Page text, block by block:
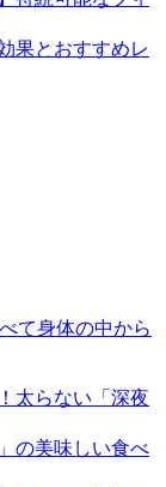
果とおすすめレ
て身体の中から
太らない「深夜
の美味しい食べ